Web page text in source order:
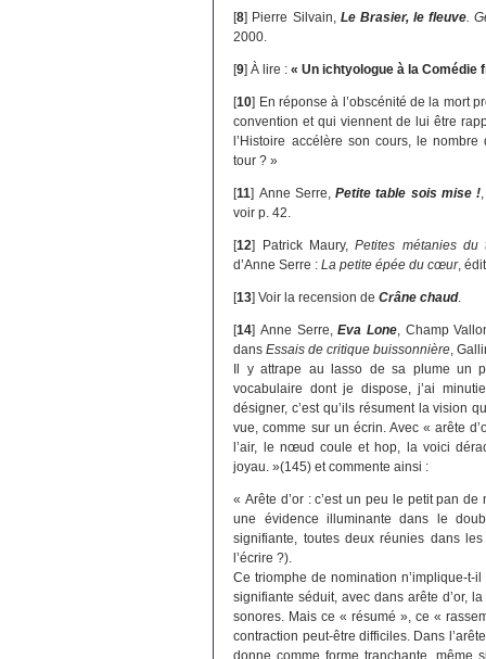
[8] Pierre Silvain, Le Brasier, le fleuve.
2000.
[9]À lire :« Un ichtyologue à la Comédie
[10] En réponse à l’obscénité de la mort
convention et qui viennent de lui être
l’Histoire accélère son cours, le
tour ? »
[11] Anne Serre,Petite table sois mise !
voir p. 42.
[12] Patrick Maury,Petites métanies du
d’Anne Serre :La petite épée du cœur,
[13]Voir la recension deCrâne chaud.
[14]Anne Serre,Eva Lone, Champ
dansEssais de critique buissonnière,
Il y attrape au lasso de sa plume un
vocabulaire dont je dispose, j’ai
désigner, c’est qu’ils résument la vision
vue, comme sur un écrin. Avec « arête
l’air, le nœud coule et hop, la voici
joyau. »(145) et commente ainsi :
« Arête d’or : c’est un peu le petit pan
une évidence illuminante dans le
signifiante, toutes deux réunies dans
l’écrire ?).
Ce triomphe de nomination n’implique-
signifiante séduit, avec dans arête d’or,
sonores. Mais ce « résumé », ce «
contraction peut-être difficiles. Dans
donne comme forme tranchante,